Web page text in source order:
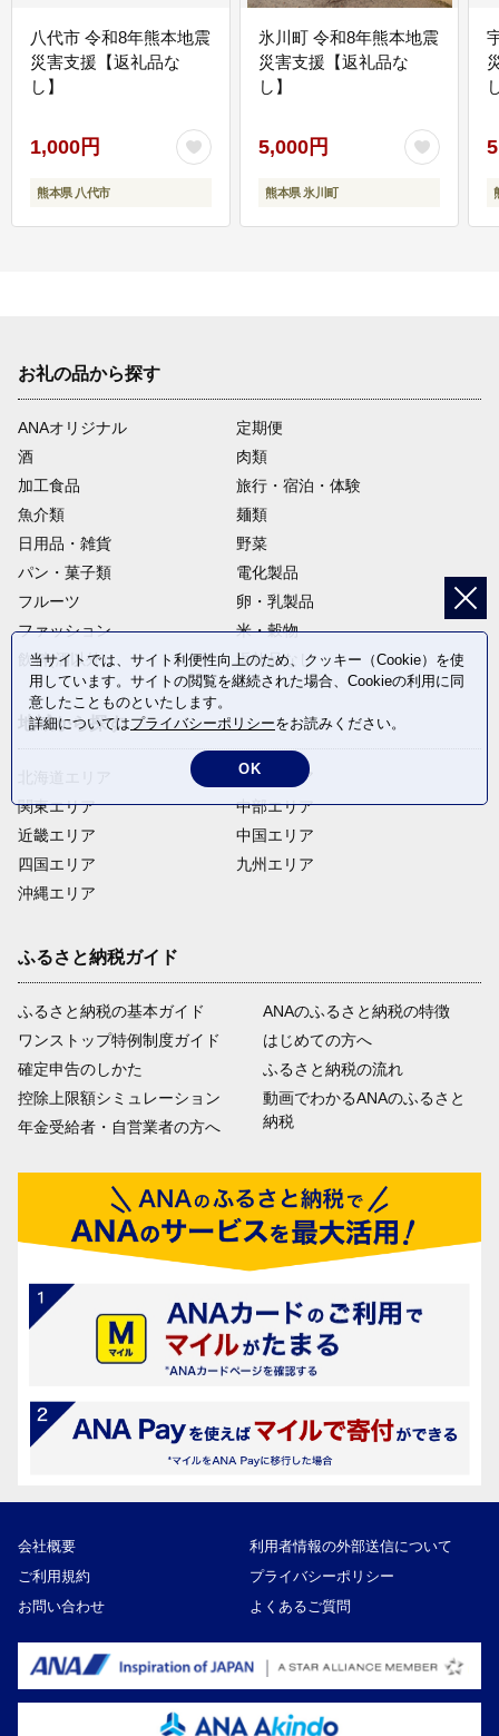
八代市 令和8年熊本地震
災害支援【返礼品な
し】
1,000円
熊本県 八代市
氷川町 令和8年熊本地震
災害支援【返礼品な
し】
5,000円
熊本県 氷川町
お礼の品から探す
ANAオリジナル
定期便
酒
肉類
加工食品
旅行・宿泊・体験
魚介類
麺類
日用品・雑貨
野菜
パン・菓子類
電化製品
フルーツ
卵・乳製品
ファッション
米・穀物
飲料(酒以外)
返礼品なし
地域から探す
関東エリア
近畿エリア
四国エリア
沖縄エリア
東北エリア
中部エリア
中国エリア
九州エリア
ふるさと納税ガイド
ふるさと納税の基本ガイド
ワンストップ特例制度ガイド
確定申告のしかた
控除上限額シミュレーション
年金受給者・自営業者の方へ
ANAのふるさと納税の特徴
はじめての方へ
ふるさと納税の流れ
動画でわかるANAのふるさと
納税
会社概要
利用者情報の外部送信について
ご利用規約
プライバシーポリシー
お問い合わせ
よくあるご質問
当サイトでは、サイト利便性向上のため、クッキー（Cookie）を使
用しています。サイトの閲覧を継続された場合、Cookieの利用に同
意したことものといたします。
詳細についてはプライバシーポリシーをお読みください。
OK